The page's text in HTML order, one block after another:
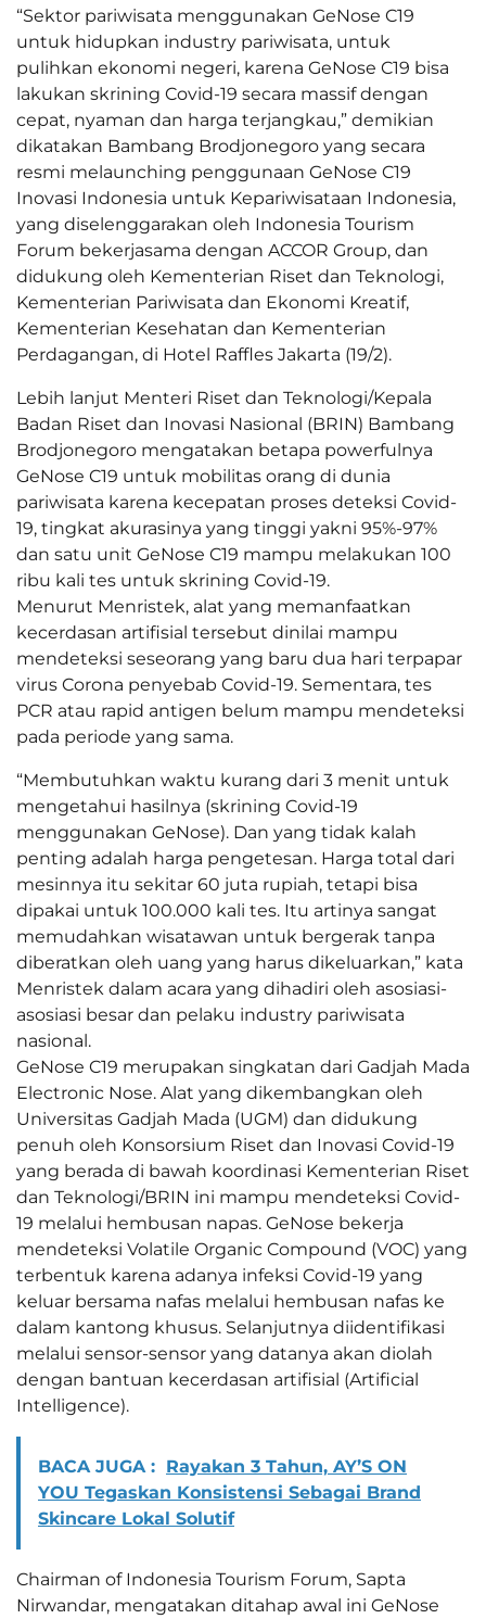
“Sektor pariwisata menggunakan GeNose C19
untuk hidupkan industry pariwisata, untuk
pulihkan ekonomi negeri, karena GeNose C19 bisa
lakukan skrining Covid-19 secara massif dengan
cepat, nyaman dan harga terjangkau,” demikian
dikatakan Bambang Brodjonegoro yang secara
resmi melaunching penggunaan GeNose C19
Inovasi Indonesia untuk Kepariwisataan Indonesia,
yang diselenggarakan oleh Indonesia Tourism
Forum bekerjasama dengan ACCOR Group, dan
didukung oleh Kementerian Riset dan Teknologi,
Kementerian Pariwisata dan Ekonomi Kreatif,
Kementerian Kesehatan dan Kementerian
Perdagangan, di Hotel Raffles Jakarta (19/2).
Lebih lanjut Menteri Riset dan Teknologi/Kepala
Badan Riset dan Inovasi Nasional (BRIN) Bambang
Brodjonegoro mengatakan betapa powerfulnya
GeNose C19 untuk mobilitas orang di dunia
pariwisata karena kecepatan proses deteksi Covid-
19, tingkat akurasinya yang tinggi yakni 95%-97%
dan satu unit GeNose C19 mampu melakukan 100
ribu kali tes untuk skrining Covid-19.
Menurut Menristek, alat yang memanfaatkan
kecerdasan artifisial tersebut dinilai mampu
mendeteksi seseorang yang baru dua hari terpapar
virus Corona penyebab Covid-19. Sementara, tes
PCR atau rapid antigen belum mampu mendeteksi
pada periode yang sama.
“Membutuhkan waktu kurang dari 3 menit untuk
mengetahui hasilnya (skrining Covid-19
menggunakan GeNose). Dan yang tidak kalah
penting adalah harga pengetesan. Harga total dari
mesinnya itu sekitar 60 juta rupiah, tetapi bisa
dipakai untuk 100.000 kali tes. Itu artinya sangat
memudahkan wisatawan untuk bergerak tanpa
diberatkan oleh uang yang harus dikeluarkan,” kata
Menristek dalam acara yang dihadiri oleh asosiasi-
asosiasi besar dan pelaku industry pariwisata
nasional.
GeNose C19 merupakan singkatan dari Gadjah Mada
Electronic Nose. Alat yang dikembangkan oleh
Universitas Gadjah Mada (UGM) dan didukung
penuh oleh Konsorsium Riset dan Inovasi Covid-19
yang berada di bawah koordinasi Kementerian Riset
dan Teknologi/BRIN ini mampu mendeteksi Covid-
19 melalui hembusan napas. GeNose bekerja
mendeteksi Volatile Organic Compound (VOC) yang
terbentuk karena adanya infeksi Covid-19 yang
keluar bersama nafas melalui hembusan nafas ke
dalam kantong khusus. Selanjutnya diidentifikasi
melalui sensor-sensor yang datanya akan diolah
dengan bantuan kecerdasan artifisial (Artificial
Intelligence).
BACA JUGA : Rayakan 3 Tahun, AY’S ON
YOU Tegaskan Konsistensi Sebagai Brand
Skincare Lokal Solutif
Chairman of Indonesia Tourism Forum, Sapta
Nirwandar, mengatakan ditahap awal ini GeNose